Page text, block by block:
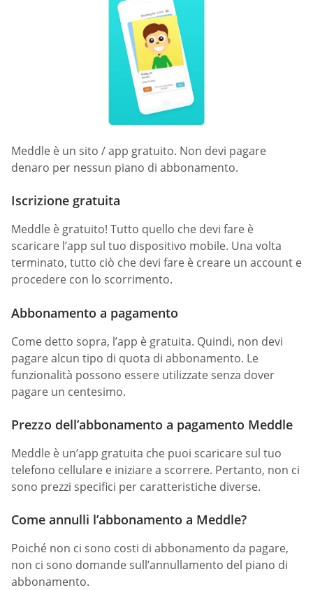
Meddle è un sito / app gratuito. Non devi pagare
denaro per nessun piano di abbonamento.
Iscrizione gratuita
Meddle è gratuito! Tutto quello che devi fare è
scaricare l’app sul tuo dispositivo mobile. Una volta
terminato, tutto ciò che devi fare è creare un account e
procedere con lo scorrimento.
Abbonamento a pagamento
Come detto sopra, l’app è gratuita. Quindi, non devi
pagare alcun tipo di quota di abbonamento. Le
funzionalità possono essere utilizzate senza dover
pagare un centesimo.
Prezzo dell’abbonamento a pagamento Meddle
Meddle è un’app gratuita che puoi scaricare sul tuo
telefono cellulare e iniziare a scorrere. Pertanto, non ci
sono prezzi specifici per caratteristiche diverse.
Come annulli l’abbonamento a Meddle?
Poiché non ci sono costi di abbonamento da pagare,
non ci sono domande sull’annullamento del piano di
abbonamento.